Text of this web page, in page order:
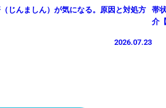
じんましん）が気になる。原因と対処方
2026.07.23
帯
介